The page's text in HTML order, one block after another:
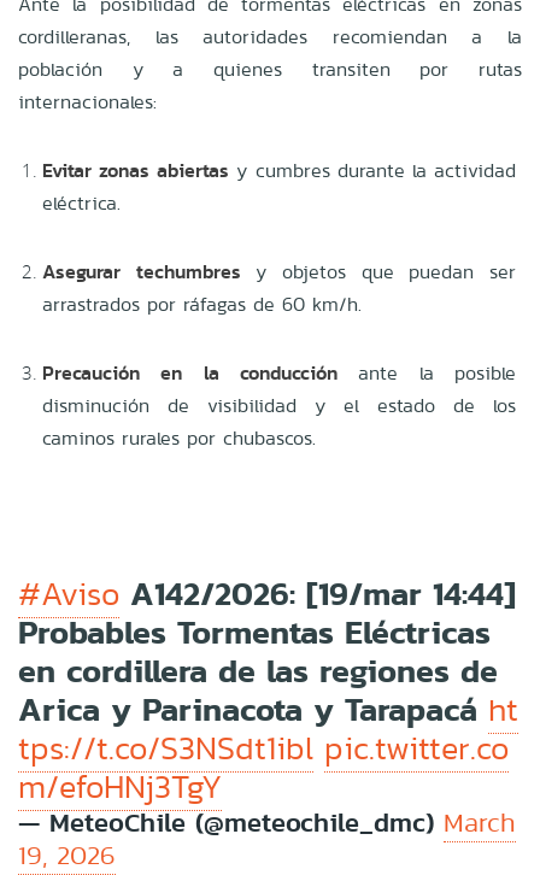
cordilleranas, las autoridades recomiendan a la
población y a quienes transiten por rutas
internacionales:
Evitar zonas abiertas y cumbres durante la actividad
eléctrica.
Asegurar techumbres y objetos que puedan ser
arrastrados por ráfagas de 60 km/h.
Precaución en la conducción ante la posible
disminución de visibilidad y el estado de los
caminos rurales por chubascos.
#Aviso A142/2026: [19/mar 14:44]
Probables Tormentas Eléctricas
en cordillera de las regiones de
Arica y Parinacota y Tarapacá ht
tps://t.co/S3NSdt1ibl pic.twitter.co
m/efoHNj3TgY
— MeteoChile (@meteochile_dmc) March
19, 2026